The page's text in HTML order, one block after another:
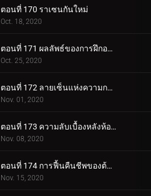
ตอนที่ 170 ราเซนกันใหม่
Oct. 18, 2020
ตอนที่ 171 ผลลัพธ์ของการฝึกอบรม
Oct. 25, 2020
ตอนที่ 172 ลายเซ็นแห่งความกลัว
Nov. 01, 2020
ตอนที่ 173 ความลับเบื้องหลังห้องใต้ดิน
Nov. 08, 2020
ตอนที่ 174 การฟื้นคืนชีพของต้นไม้ศักดิ์สิทธิ์
Nov. 15, 2020